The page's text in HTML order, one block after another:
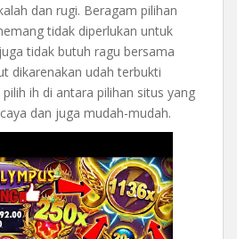
dan rugi. Beragam pilihan
tidak diperlukan untuk
tidak butuh ragu bersama
dikarenakan udah terbukti
ih di antara pilihan situs yang
dan juga mudah-mudah.